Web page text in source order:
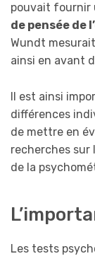
pouvait fournir
de pensée de
Wundt
ainsi en avant
Il est ainsi
différences
de mettre en
recherches sur
de la
Les tests